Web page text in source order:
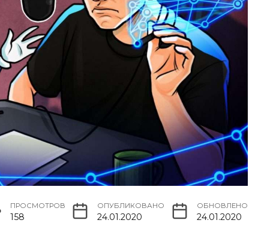
ПРОСМОТРОВ
158
ОПУБЛИКОВАНО
24.01.2020
ОБНОВЛЕНО
24.01.2020